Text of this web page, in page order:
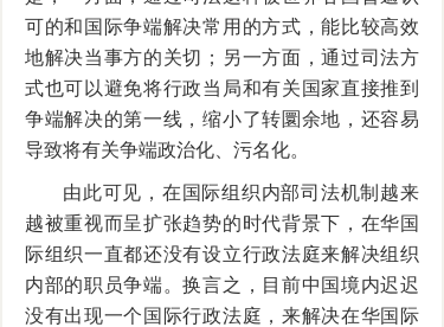
可的和国际争端解决常用的方式，能比较高效
地解决当事方的关切；另一方面，通过司法方
式也可以避免将行政当局和有关国家直接推到
争端解决的第一线，缩小了转圜余地，还容易
导致将有关争端政治化、污名化。
由此可见，在国际组织内部司法机制越来
越被重视而呈扩张趋势的时代背景下，在华国
际组织一直都还没有设立行政法庭来解决组织
内部的职员争端。换言之，目前中国境内迟迟
没有出现一个国际行政法庭，来解决在华国际